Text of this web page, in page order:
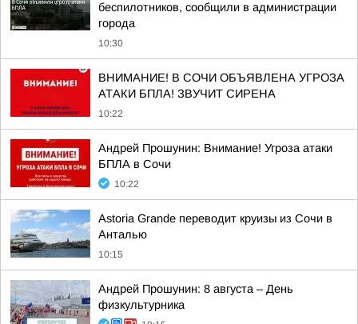
беспилотников, сообщили в администрации
города
10:30
ВНИМАНИЕ! В СОЧИ ОБЪЯВЛЕНА УГРОЗА
АТАКИ БПЛА! ЗВУЧИТ СИРЕНА
10:22
Андрей Прошунин: Внимание! Угроза атаки
БПЛА в Сочи
10:22
Astoria Grande переводит круизы из Сочи в
Анталью
10:15
Андрей Прошунин: 8 августа – День
физкультурника